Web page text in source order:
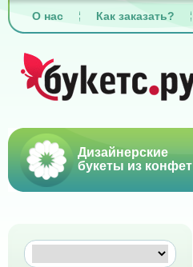
О нас Как заказать?
Дизайнерские
букеты из конфет